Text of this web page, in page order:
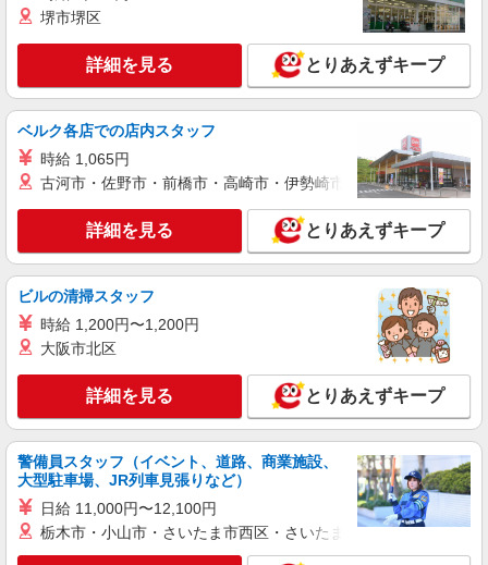
堺市堺区
詳細を見る とりあえずキープ
ベルク各店での店内スタッフ
時給 1,065円
古河市・佐野市・前橋市・高崎市・伊勢崎市・太田市・館林市
詳細を見る とりあえずキープ
ビルの清掃スタッフ
時給 1,200円〜1,200円
大阪市北区
詳細を見る とりあえずキープ
警備員スタッフ（イベント、道路、商業施設、
大型駐車場、JR列車見張りなど）
日給 11,000円〜12,100円
栃木市・小山市・さいたま市西区・さいたま市岩槻区・久喜市・